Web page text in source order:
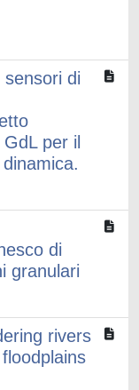
di
per il
di
granulari
rivers